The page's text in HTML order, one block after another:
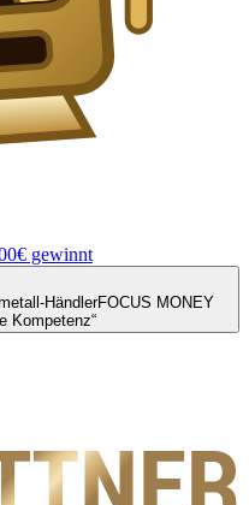
gewinnt
HändlerFOCUS MONEY
Kompetenz“